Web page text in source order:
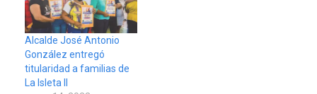
Alcalde José Antonio
González entregó
titularidad a familias de
La Isleta II